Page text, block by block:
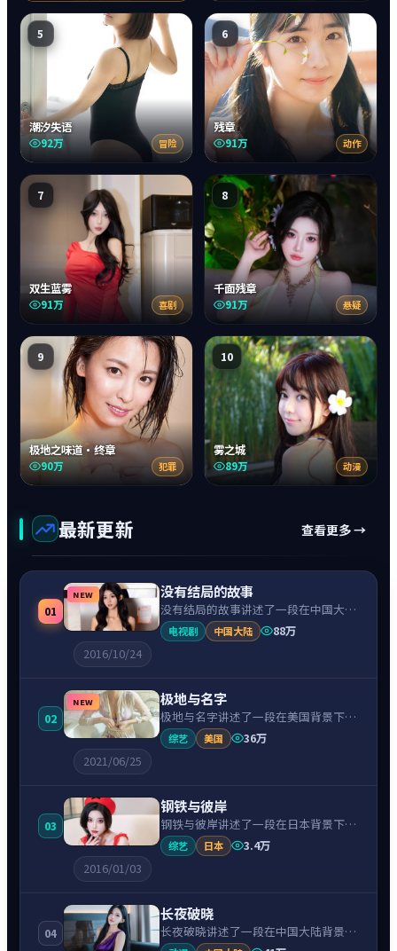
5
潮汐失语
92万 冒险
6
残章
91万 动作
7
双生蓝雾
91万 喜剧
8
千面残章
91万 悬疑
9
极地之味道·终章
90万 犯罪
10
雾之城
89万 动漫
最新更新 查看更多 →
01
NEW 没有结局的故事
没有结局的故事讲述了一段在中国大陆
背景下的动作故事，围绕辛芷蕾饰演的
主角逐层展开，人物动机与命运转折相
电视剧 中国大陆
88万
2016/10/24
02
NEW 极地与名字
极地与名字讲述了一段在美国背景下的
动漫故事，围绕斯嘉丽·约翰逊饰演的
主角逐层展开，人物动机与命运转折相
综艺 美国
36万
2021/06/25
03
钢铁与彼岸
钢铁与彼岸讲述了一段在日本背景下的
犯罪故事，围绕长泽雅美饰演的主角逐
层展开，人物动机与命运转折相互牵
综艺 日本
3.4万
2016/01/03
04
长夜破晓
长夜破晓讲述了一段在中国大陆背景下